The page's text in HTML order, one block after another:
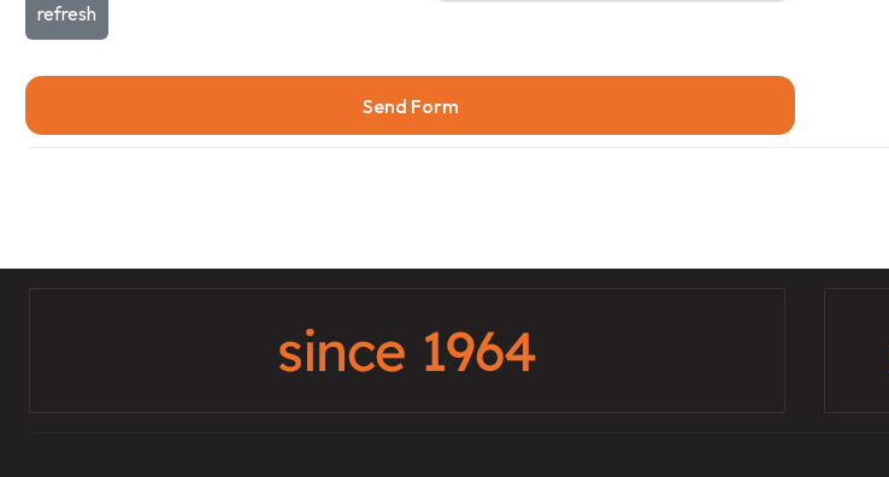
refresh
Send Form